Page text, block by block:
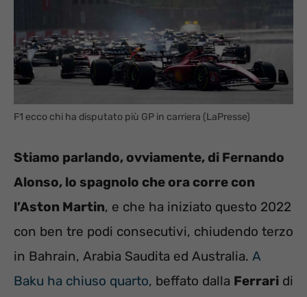
F1 ecco chi ha disputato più GP in carriera (LaPresse)
Stiamo parlando, ovviamente, di Fernando
Alonso, lo spagnolo che ora corre con
l’Aston Martin, e che ha iniziato questo 2022
con ben tre podi consecutivi, chiudendo terzo
in Bahrain, Arabia Saudita ed Australia. A
Baku ha chiuso quarto, beffato dalla Ferrari di